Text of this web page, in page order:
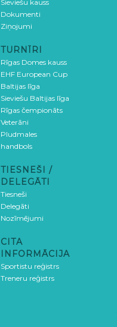
Sieviešu kauss
Dokumenti
Ziņojumi
TURNĪRI
Rīgas Domes kauss
EHF European Cup
Baltijas līga
Sieviešu Baltijas līga
Rīgas čempionāts
Veterāni
Pludmales
handbols
TIESNEŠI /
DELEGĀTI
Tiesneši
Delegāti
Nozīmējumi
CITA
INFORMĀCIJA
Sportistu reģistrs
Treneru reģistrs